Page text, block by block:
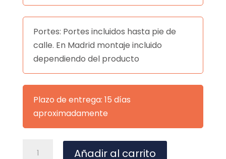
Portes: Portes incluidos hasta pie de
calle. En Madrid montaje incluido
dependiendo del producto
Plazo de entrega: 15 días
aproximadamente
Añadir al carrito